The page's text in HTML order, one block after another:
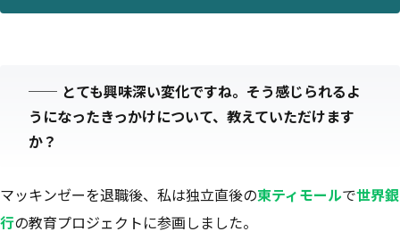
── とても興味深い変化ですね。そう感じられるよ
うになったきっかけについて、教えていただけます
か？
マッキンゼーを退職後、私は独立直後の東ティモールで世界銀
行の教育プロジェクトに参画しました。